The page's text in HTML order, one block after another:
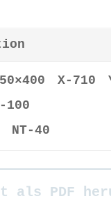
X-710
NT-40
als PDF